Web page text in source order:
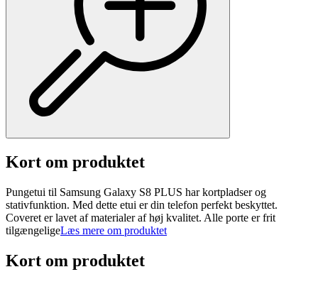
Kort om produktet
Pungetui til Samsung Galaxy S8 PLUS har kortpladser og
stativfunktion. Med dette etui er din telefon perfekt beskyttet.
Coveret er lavet af materialer af høj kvalitet. Alle porte er frit
tilgængeligeLæs mere om produktet
Kort om produktet